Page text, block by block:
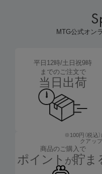
MTG公式オン
平日12時/土日祝9時
までのご注文で
当日出荷
商品のご購入で
ポイント が貯ま
※100円（税込
クアッ